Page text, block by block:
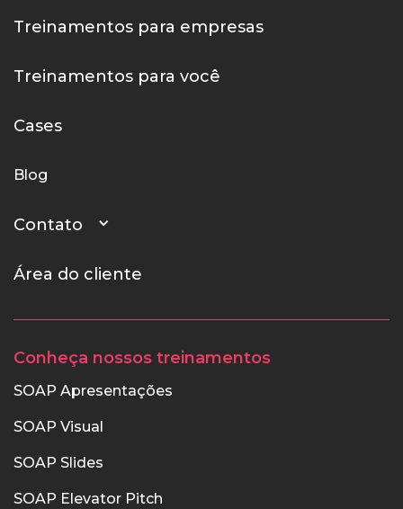
Treinamentos para empresas
Treinamentos para você
Cases
Blog
Contato
Área do cliente
Conheça nossos treinamentos
SOAP Apresentações
SOAP Visual
SOAP Slides
SOAP Elevator Pitch